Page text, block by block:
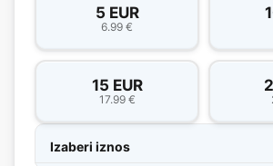
5 EUR
6.99 €
15 EUR
17.99 €
Izaberi iznos